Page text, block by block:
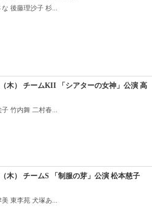
後藤理沙子 杉...
木） チームKII 「シアターの女神」公演 高
竹内舞 二村春...
木） チームS 「制服の芽」公演 松本慈子
東李苑 犬塚あ...